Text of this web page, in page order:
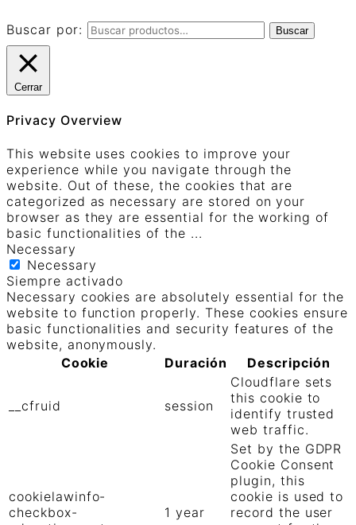
Buscar por: Buscar
Cerrar
Privacy Overview
This website uses cookies to improve your
experience while you navigate through the
website. Out of these, the cookies that are
categorized as necessary are stored on your
browser as they are essential for the working of
basic functionalities of the ...
Necessary
Necessary
Siempre activado
Necessary cookies are absolutely essential for the
website to function properly. These cookies ensure
basic functionalities and security features of the
website, anonymously.
Cookie
Duración Descripción
__cfruid session
Cloudflare sets
this cookie to
identify trusted
web traffic.
cookielawinfo-
checkbox-
1 year
Set by the GDPR
Cookie Consent
plugin, this
cookie is used to
record the user